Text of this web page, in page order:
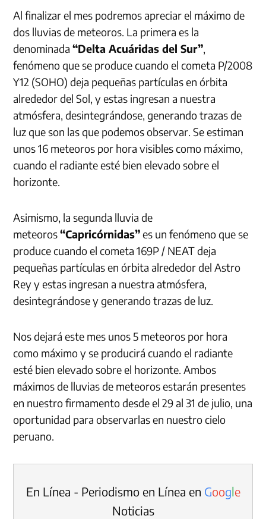
Al finalizar el mes podremos apreciar el máximo de
dos lluvias de meteoros. La primera es la
denominada“Delta Acuáridas del Sur”,
fenómeno que se produce cuando el cometa P/2008
Y12 (SOHO) deja pequeñas partículas en órbita
alrededor del Sol, y estas ingresan a nuestra
atmósfera, desintegrándose, generando trazas de
luz que son las que podemos observar. Se estiman
unos 16 meteoros por hora visibles como máximo,
cuando el radiante esté bien elevado sobre el
horizonte.
Asimismo, la segunda lluvia de
meteoros“Capricórnidas”es un fenómeno que se
produce cuando el cometa 169P / NEAT deja
pequeñas partículas en órbita alrededor del Astro
Rey y estas ingresan a nuestra atmósfera,
desintegrándose y generando trazas de luz.
Nos dejará este mes unos 5 meteoros por hora
como máximo y se producirá cuando el radiante
esté bien elevado sobre el horizonte. Ambos
máximos de lluvias de meteoros estarán presentes
en nuestro firmamento desde el 29 al 31 de julio, una
oportunidad para observarlas en nuestro cielo
peruano.
En Línea - Periodismo en Línea en Google
Noticias